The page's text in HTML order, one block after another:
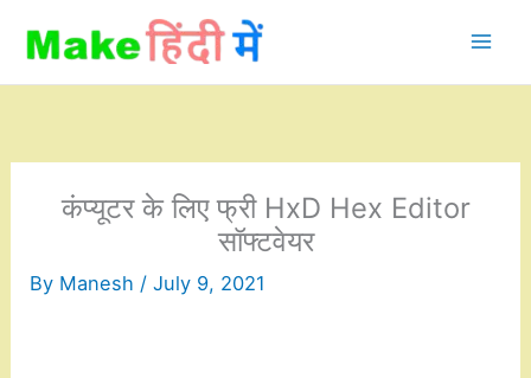
content
कंप्यूटर के लिए फ्री HxD Hex Editor
सॉफ्टवेयर
By Manesh /July 9, 2021